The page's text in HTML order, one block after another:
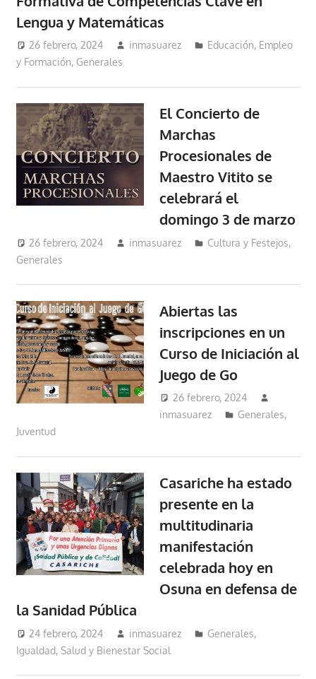
Lengua y Matemáticas
26 febrero, 2024 inmasuarez
Educación, Empleo
y Formación, Generales
El Concierto de
Marchas
Procesionales de
Maestro Vitito se
celebrará el
domingo 3 de marzo
26 febrero, 2024 inmasuarez Cultura y Festejos,
Generales
Abiertas las
inscripciones en un
Curso de Iniciación al
Juego de Go
26 febrero, 2024
inmasuarez
Generales,
Juventud
Casariche ha estado
presente en la
multitudinaria
manifestación
celebrada hoy en
Osuna en defensa de
la Sanidad Pública
24 febrero, 2024 inmasuarez Generales,
Igualdad, Salud y Bienestar Social